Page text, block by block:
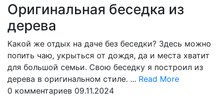
Оригинальная беседка из
дерева
Какой же отдых на даче без беседки? Здесь можно
попить чаю, укрыться от дождя, да и места хватит
для большой семьи. Свою беседку я построил из
дерева в оригинальном стиле. ... Read MoreRead
0 комментариев 09.11.2024